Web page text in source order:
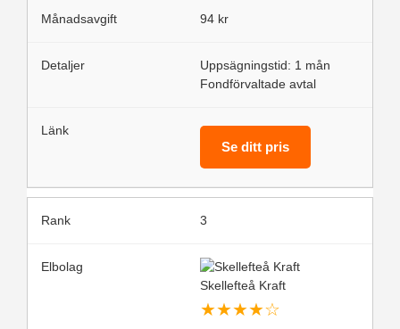
94 kr
Uppsägningstid: 1 mån
Fondförvaltade avtal
Se ditt pris
3
Skellefteå Kraft
★★★★☆